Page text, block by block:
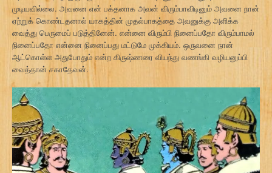
முடியவில்லை. அவனை என் பக்தனாக அவன் விரும்பாவிடினும் அவனை நான்
ஏற்றுக் கொண்டதனால் யாகத்தின் முதல்பாகத்தை அவனுக்கு அளிக்க
வைத்து பெருமைப் படுத்தினேன். என்னை விரும்பி நினைப்பதோ விரும்பாமல்
நினைப்பதோ என்னை நினைப்பது மட்டுமே முக்கியம். ஒருவனை நான்
ஆட்கொள்ள அதுபோதும் என்ற கிருஷ்ணரை வியந்து வணங்கி வழியனுப்பி
வைத்தான் சகாதேவன்.